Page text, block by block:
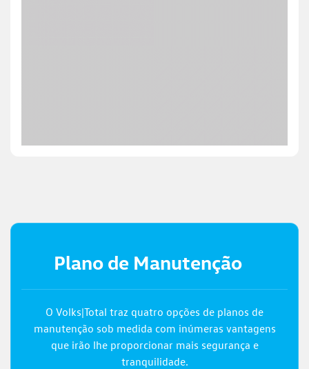
Plano de Manutenção
O Volks|Total traz quatro opções de planos de
manutenção sob medida com inúmeras vantagens
que irão lhe proporcionar mais segurança e
tranquilidade.